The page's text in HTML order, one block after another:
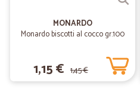
MONARDO
Monardo biscotti al cocco gr.100
1,15 € 1,45 €